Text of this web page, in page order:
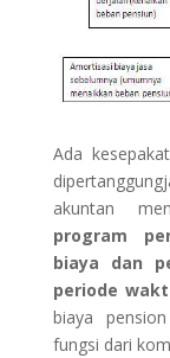
Ada
akuntan
program
biaya dan
periode
biaya
fungsi dari